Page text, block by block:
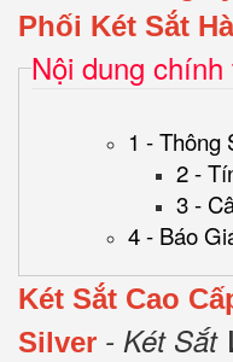
Phối Két Sắt
Nội dung
1 - Thông
2 -
3 -
4 - Báo
Két Sắt Cao
Silver - Két Sắt